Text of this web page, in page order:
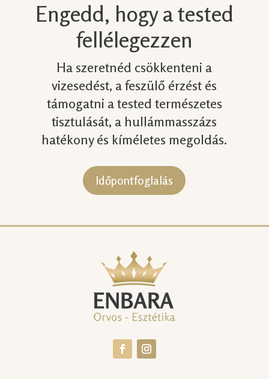
Engedd, hogy a tested
fellélegezzen
Ha szeretnéd csökkenteni a
vizesedést, a feszülő érzést és
támogatni a tested természetes
tisztulását, a hullámmasszázs
hatékony és kíméletes megoldás.
Időpontfoglalás